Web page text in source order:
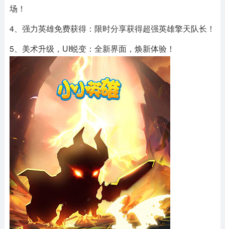
场！
4、强力英雄免费获得：限时分享获得超强英雄擎天队长！
5、美术升级，UI蜕变：全新界面，焕新体验！